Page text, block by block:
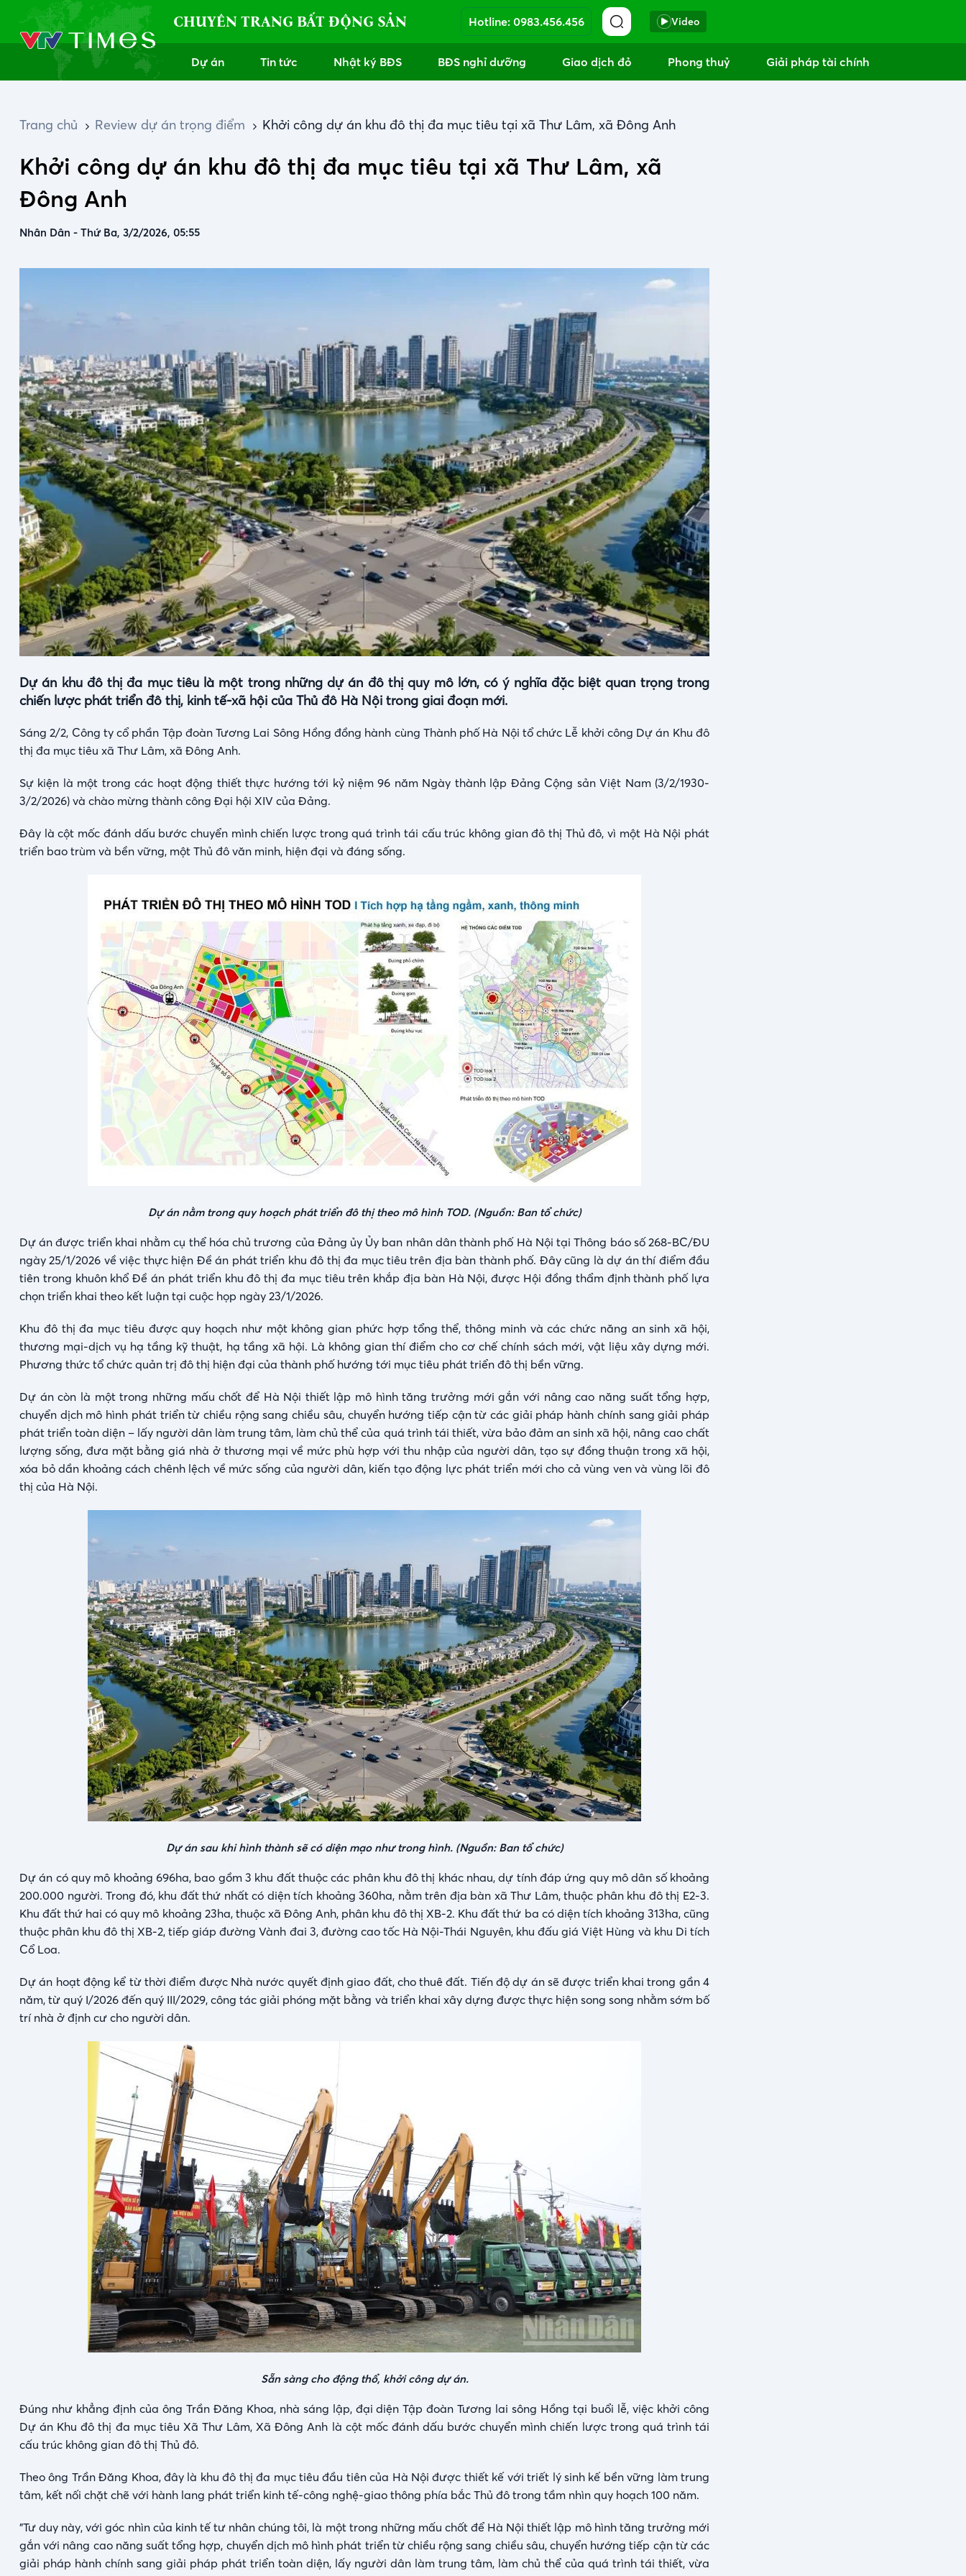
CHUYÊN TRANG BẤT ĐỘNG SẢN Hotline: 0983.456.456 Video
Dự án Tin tức Nhật ký BĐS BĐS nghỉ dưỡng Giao dịch đỏ Phong thuỷ Giải pháp tài chính
Trang chủ Review dự án trọng điểm Khởi công dự án khu đô thị đa mục tiêu tại xã Thư Lâm, xã Đông Anh
Khởi công dự án khu đô thị đa mục tiêu tại xã Thư Lâm, xã
Đông Anh
Nhân Dân - Thứ Ba, 3/2/2026, 05:55
Dự án khu đô thị đa mục tiêu là một trong những dự án đô thị quy mô lớn, có ý nghĩa đặc biệt quan trọng trong
chiến lược phát triển đô thị, kinh tế-xã hội của Thủ đô Hà Nội trong giai đoạn mới.
Sáng 2/2, Công ty cổ phần Tập đoàn Tương Lai Sông Hồng đồng hành cùng Thành phố Hà Nội tổ chức Lễ khởi công Dự án Khu đô
thị đa mục tiêu xã Thư Lâm, xã Đông Anh.
Sự kiện là một trong các hoạt động thiết thực hướng tới kỷ niệm 96 năm Ngày thành lập Đảng Cộng sản Việt Nam (3/2/1930-
3/2/2026) và chào mừng thành công Đại hội XIV của Đảng.
Đây là cột mốc đánh dấu bước chuyển mình chiến lược trong quá trình tái cấu trúc không gian đô thị Thủ đô, vì một Hà Nội phát
triển bao trùm và bền vững, một Thủ đô văn minh, hiện đại và đáng sống.
Dự án nằm trong quy hoạch phát triển đô thị theo mô hình TOD. (Nguồn: Ban tổ chức)
Dự án được triển khai nhằm cụ thể hóa chủ trương của Đảng ủy Ủy ban nhân dân thành phố Hà Nội tại Thông báo số 268-BC/ĐU
ngày 25/1/2026 về việc thực hiện Đề án phát triển khu đô thị đa mục tiêu trên địa bàn thành phố. Đây cũng là dự án thí điểm đầu
tiên trong khuôn khổ Đề án phát triển khu đô thị đa mục tiêu trên khắp địa bàn Hà Nội, được Hội đồng thẩm định thành phố lựa
chọn triển khai theo kết luận tại cuộc họp ngày 23/1/2026.
Khu đô thị đa mục tiêu được quy hoạch như một không gian phức hợp tổng thể, thông minh và các chức năng an sinh xã hội,
thương mại-dịch vụ hạ tầng kỹ thuật, hạ tầng xã hội. Là không gian thí điểm cho cơ chế chính sách mới, vật liệu xây dựng mới.
Phương thức tổ chức quản trị đô thị hiện đại của thành phố hướng tới mục tiêu phát triển đô thị bền vững.
Dự án còn là một trong những mấu chốt để Hà Nội thiết lập mô hình tăng trưởng mới gắn với nâng cao năng suất tổng hợp,
chuyển dịch mô hình phát triển từ chiều rộng sang chiều sâu, chuyển hướng tiếp cận từ các giải pháp hành chính sang giải pháp
phát triển toàn diện – lấy người dân làm trung tâm, làm chủ thể của quá trình tái thiết, vừa bảo đảm an sinh xã hội, nâng cao chất
lượng sống, đưa mặt bằng giá nhà ở thương mại về mức phù hợp với thu nhập của người dân, tạo sự đồng thuận trong xã hội,
xóa bỏ dần khoảng cách chênh lệch về mức sống của người dân, kiến tạo động lực phát triển mới cho cả vùng ven và vùng lõi đô
thị của Hà Nội.
Dự án sau khi hình thành sẽ có diện mạo như trong hình. (Nguồn: Ban tổ chức)
Dự án có quy mô khoảng 696ha, bao gồm 3 khu đất thuộc các phân khu đô thị khác nhau, dự tính đáp ứng quy mô dân số khoảng
200.000 người. Trong đó, khu đất thứ nhất có diện tích khoảng 360ha, nằm trên địa bàn xã Thư Lâm, thuộc phân khu đô thị E2-3.
Khu đất thứ hai có quy mô khoảng 23ha, thuộc xã Đông Anh, phân khu đô thị XB-2. Khu đất thứ ba có diện tích khoảng 313ha, cũng
thuộc phân khu đô thị XB-2, tiếp giáp đường Vành đai 3, đường cao tốc Hà Nội-Thái Nguyên, khu đấu giá Việt Hùng và khu Di tích
Cổ Loa.
Dự án hoạt động kể từ thời điểm được Nhà nước quyết định giao đất, cho thuê đất. Tiến độ dự án sẽ được triển khai trong gần 4
năm, từ quý I/2026 đến quý III/2029, công tác giải phóng mặt bằng và triển khai xây dựng được thực hiện song song nhằm sớm bố
trí nhà ở định cư cho người dân.
Sẵn sàng cho động thổ, khởi công dự án.
Đúng như khẳng định của ông Trần Đăng Khoa, nhà sáng lập, đại diện Tập đoàn Tương lai sông Hồng tại buổi lễ, việc khởi công
Dự án Khu đô thị đa mục tiêu Xã Thư Lâm, Xã Đông Anh là cột mốc đánh dấu bước chuyển mình chiến lược trong quá trình tái
cấu trúc không gian đô thị Thủ đô.
Theo ông Trần Đăng Khoa, đây là khu đô thị đa mục tiêu đầu tiên của Hà Nội được thiết kế với triết lý sinh kế bền vững làm trung
tâm, kết nối chặt chẽ với hành lang phát triển kinh tế-công nghệ-giao thông phía bắc Thủ đô trong tầm nhìn quy hoạch 100 năm.
"Tư duy này, với góc nhìn của kinh tế tư nhân chúng tôi, là một trong những mấu chốt để Hà Nội thiết lập mô hình tăng trưởng mới
gắn với nâng cao năng suất tổng hợp, chuyển dịch mô hình phát triển từ chiều rộng sang chiều sâu, chuyển hướng tiếp cận từ các
giải pháp hành chính sang giải pháp phát triển toàn diện, lấy người dân làm trung tâm, làm chủ thể của quá trình tái thiết, vừa